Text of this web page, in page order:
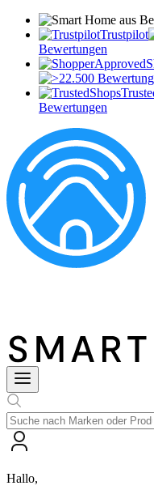
Trustpilot
Bewertungen
Bewertungen
Hallo,